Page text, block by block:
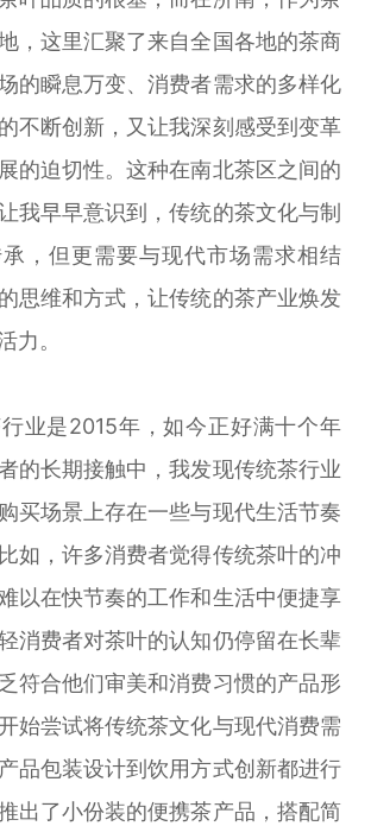
，这里汇聚了来自全国各地的茶商
的瞬息万变、消费者需求的多样化
不断创新，又让我深刻感受到变革
的迫切性。这种在南北茶区之间的
我早早意识到，传统的茶文化与制
，但更需要与现代市场需求相结
思维和方式，让传统的茶产业焕发
力。
业是2015年，如今正好满十个年
的长期接触中，我发现传统茶行业
买场景上存在一些与现代生活节奏
如，许多消费者觉得传统茶叶的冲
以在快节奏的工作和生活中便捷享
消费者对茶叶的认知仍停留在长辈
符合他们审美和消费习惯的产品形
始尝试将传统茶文化与现代消费需
品包装设计到饮用方式创新都进行
出了小份装的便携茶产品，搭配简